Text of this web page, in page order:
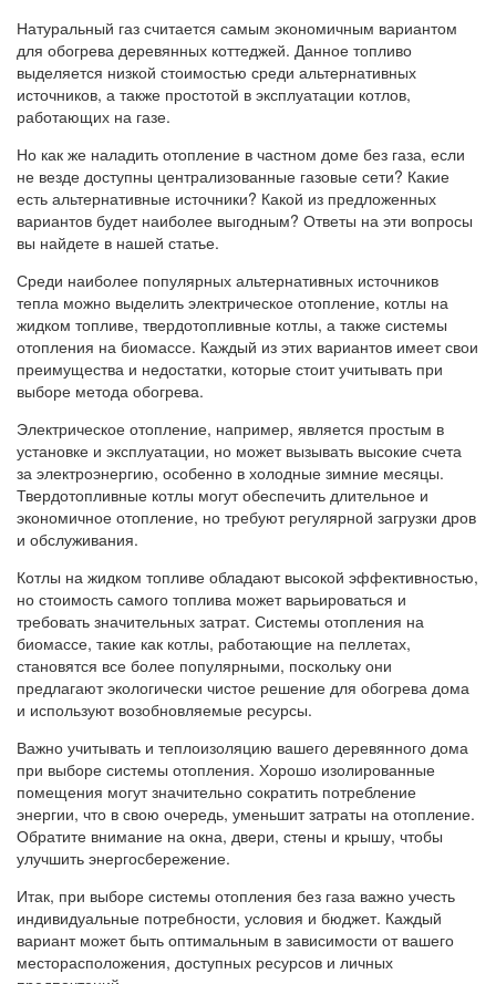
Натуральный газ считается самым экономичным вариантом
для обогрева деревянных коттеджей. Данное топливо
выделяется низкой стоимостью среди альтернативных
источников, а также простотой в эксплуатации котлов,
работающих на газе.
Но как же наладить отопление в частном доме без газа, если
не везде доступны централизованные газовые сети? Какие
есть альтернативные источники? Какой из предложенных
вариантов будет наиболее выгодным? Ответы на эти вопросы
вы найдете в нашей статье.
Среди наиболее популярных альтернативных источников
тепла можно выделить электрическое отопление, котлы на
жидком топливе, твердотопливные котлы, а также системы
отопления на биомассе. Каждый из этих вариантов имеет свои
преимущества и недостатки, которые стоит учитывать при
выборе метода обогрева.
Электрическое отопление, например, является простым в
установке и эксплуатации, но может вызывать высокие счета
за электроэнергию, особенно в холодные зимние месяцы.
Твердотопливные котлы могут обеспечить длительное и
экономичное отопление, но требуют регулярной загрузки дров
и обслуживания.
Котлы на жидком топливе обладают высокой эффективностью,
но стоимость самого топлива может варьироваться и
требовать значительных затрат. Системы отопления на
биомассе, такие как котлы, работающие на пеллетах,
становятся все более популярными, поскольку они
предлагают экологически чистое решение для обогрева дома
и используют возобновляемые ресурсы.
Важно учитывать и теплоизоляцию вашего деревянного дома
при выборе системы отопления. Хорошо изолированные
помещения могут значительно сократить потребление
энергии, что в свою очередь, уменьшит затраты на отопление.
Обратите внимание на окна, двери, стены и крышу, чтобы
улучшить энергосбережение.
Итак, при выборе системы отопления без газа важно учесть
индивидуальные потребности, условия и бюджет. Каждый
вариант может быть оптимальным в зависимости от вашего
месторасположения, доступных ресурсов и личных